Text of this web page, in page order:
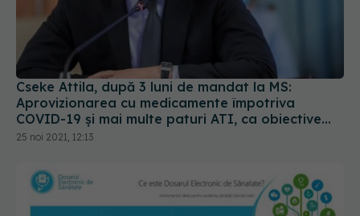
Cseke Attila, după 3 luni de mandat la MS:
Aprovizionarea cu medicamente împotriva
COVID-19 și mai multe paturi ATI, ca obiective
principale
25 noi 2021, 12:13